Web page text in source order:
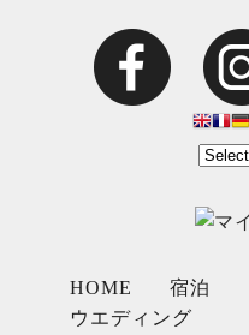
HOME 宿泊
ウエディング